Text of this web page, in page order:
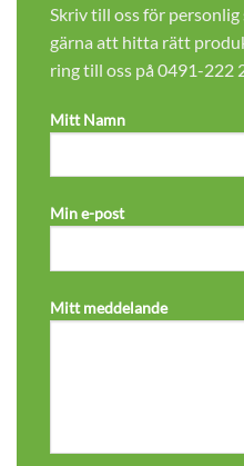
Skriv till oss för
gärna att hitta rätt
ring till oss på 0491-222
Mitt Namn
Min e-post
Mitt meddelande